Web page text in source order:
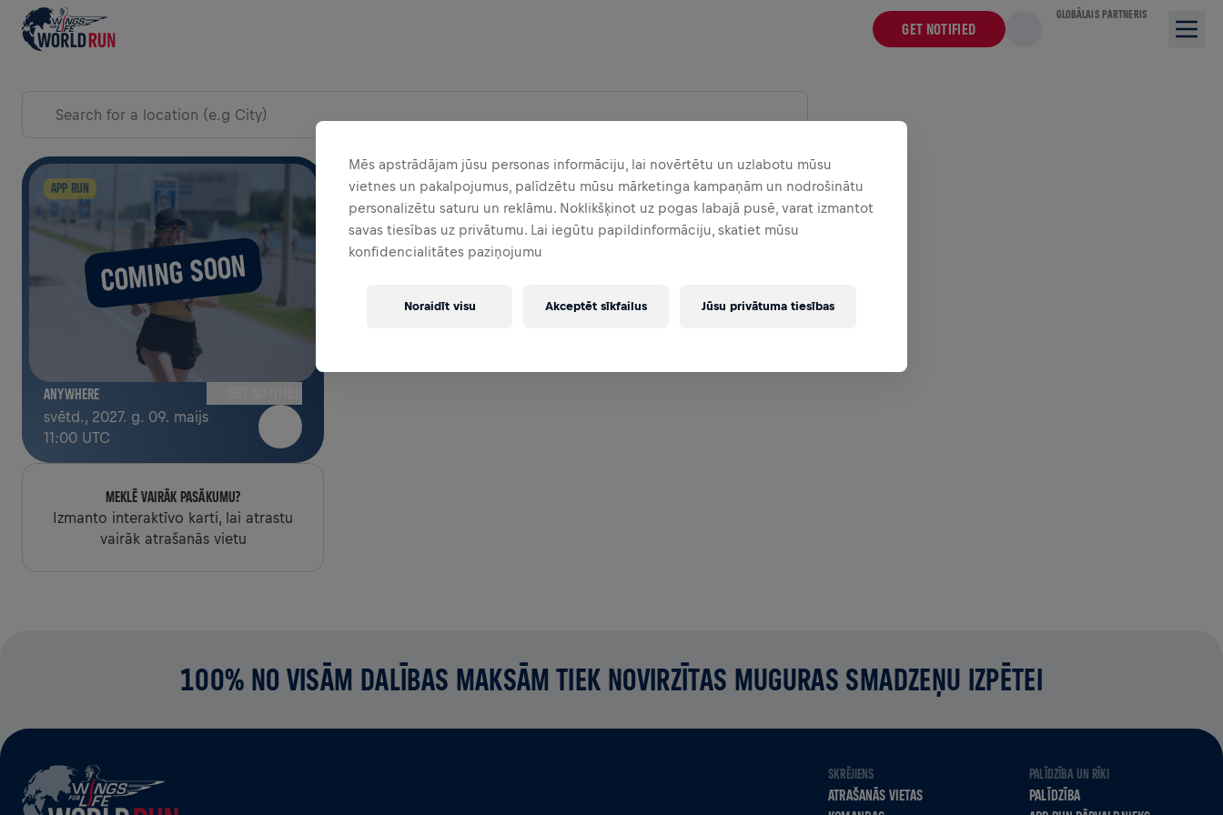
GET NOTIFIED
GLOBĀLAIS PARTNERIS
COMING SOON
APP RUN
ANYWHERE
svētd., 2027. g. 09. maijs
11:00 UTC
MEKLĒ VAIRĀK PASĀKUMU?
Izmanto interaktīvo karti, lai atrastu
vairāk atrašanās vietu
PAPLAŠINĀT KARTI
100% NO VISĀM DALĪBAS MAKSĀM TIEK NOVIRZĪTAS MUGURAS SMADZEŅU IZPĒTEI
SKRĒJIENS
ATRAŠANĀS VIETAS
PALĪDZĪBA UN RĪKI
PALĪDZĪBA
Mēs apstrādājam jūsu personas informāciju, lai novērtētu un uzlabotu mūsu
vietnes un pakalpojumus, palīdzētu mūsu mārketinga kampaņām un nodrošinātu
personalizētu saturu un reklāmu. Noklikšķinot uz pogas labajā pusē, varat izmantot
savas tiesības uz privātumu. Lai iegūtu papildinformāciju, skatiet mūsu
konfidencialitātes paziņojumu
Jūsu privātuma tiesības
Noraidīt visu Akceptēt sīkfailus